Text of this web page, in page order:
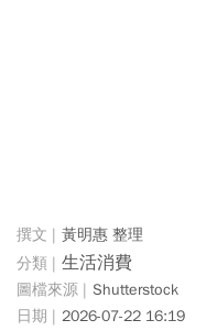
黃明惠 整理
生活消費
Shutterstock
2026-07-22 16:19